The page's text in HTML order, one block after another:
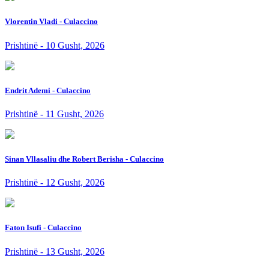
Vlorentin Vladi - Culaccino
Prishtinë - 10 Gusht, 2026
Endrit Ademi - Culaccino
Prishtinë - 11 Gusht, 2026
Sinan Vllasaliu dhe Robert Berisha - Culaccino
Prishtinë - 12 Gusht, 2026
Faton Isufi - Culaccino
Prishtinë - 13 Gusht, 2026